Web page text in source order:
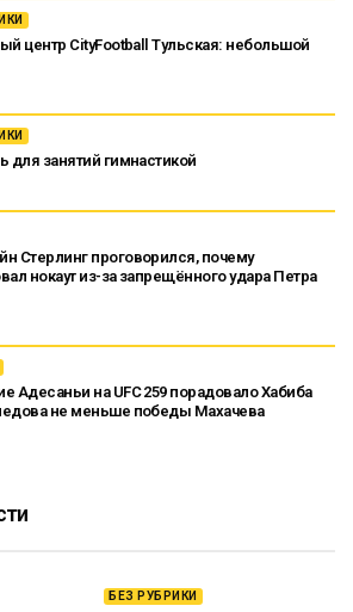
центр CityFootball Тульская: небольшой
для занятий гимнастикой
Стерлинг проговорился, почему
нокаут из-за запрещённого удара Петра
Адесаньи на UFC 259 порадовало Хабиба
не меньше победы Махачева
БЕЗ РУБРИКИ